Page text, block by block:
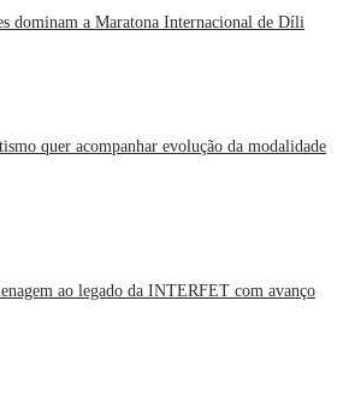
dominam a Maratona Internacional de Díli
quer acompanhar evolução da modalidade
ao legado da INTERFET com avanço